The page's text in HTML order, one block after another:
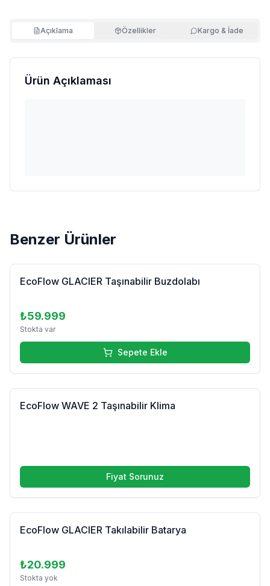
Açıklama Özellikler Kargo & İade
Ürün Açıklaması
Benzer Ürünler
EcoFlow GLACIER Taşınabilir Buzdolabı
₺59.999
Stokta var
Sepete Ekle
EcoFlow WAVE 2 Taşınabilir Klima
Fiyat Sorunuz
EcoFlow GLACIER Takılabilir Batarya
₺20.999
Stokta yok